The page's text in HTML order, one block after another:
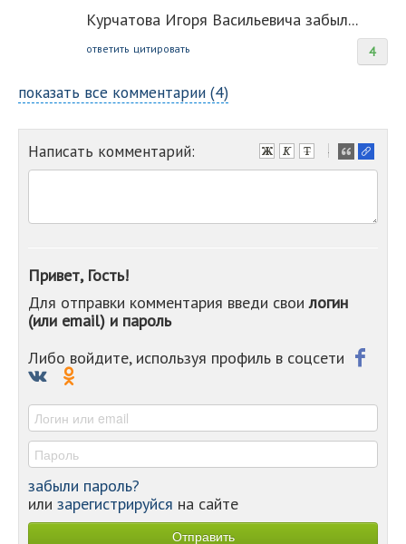
Курчатова Игоря Васильевича забыл...
4
ответить цитировать
показать все комментарии (4)
Написать комментарий:
-
-
-
-
-
Привет, Гость!
Для отправки комментария введи своилогин
(или email) и пароль
Либо войдите, используя профиль в соцсети
забыли пароль?
или зарегистрируйся на сайте